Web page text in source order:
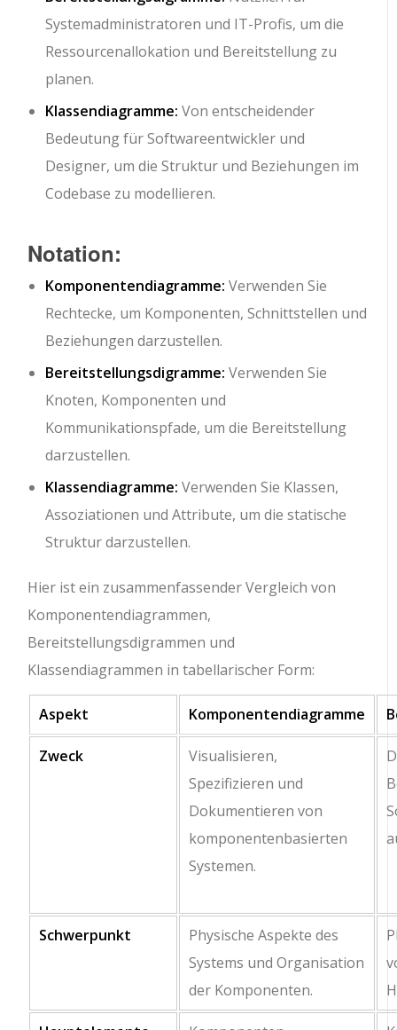
Systemadministratoren und IT-Profis, um die
Ressourcenallokation und Bereitstellung zu
planen.
Klassendiagramme: Von entscheidender
Bedeutung für Softwareentwickler und
Designer, um die Struktur und Beziehungen im
Codebase zu modellieren.
Notation:
Komponentendiagramme: Verwenden Sie
Rechtecke, um Komponenten, Schnittstellen und
Beziehungen darzustellen.
Bereitstellungsdigramme: Verwenden Sie
Knoten, Komponenten und
Kommunikationspfade, um die Bereitstellung
darzustellen.
Klassendiagramme: Verwenden Sie Klassen,
Assoziationen und Attribute, um die statische
Struktur darzustellen.
Hier ist ein zusammenfassender Vergleich von
Komponentendiagrammen,
Bereitstellungsdigrammen und
Klassendiagrammen in tabellarischer Form:
Aspekt Komponentendiagramme
Zweck
Visualisieren,
Spezifizieren und
Dokumentieren von
komponentenbasierten
Systemen.
Schwerpunkt
Physische Aspekte des
Systems und Organisation
der Komponenten.